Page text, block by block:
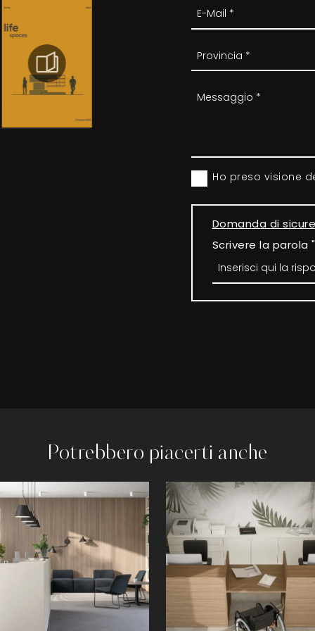
Ho preso visione
Domanda di
Scrivere la parola
Potrebbero piacerti anche